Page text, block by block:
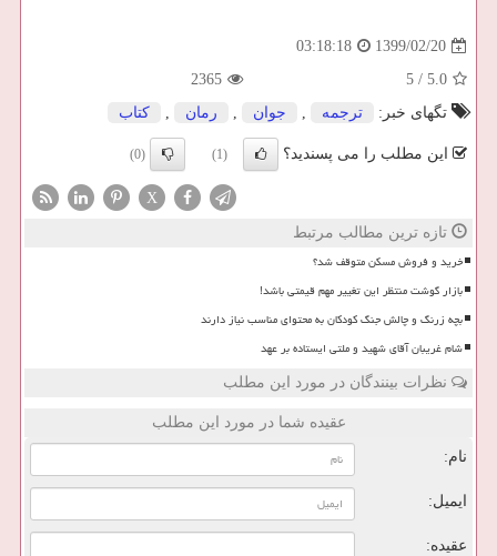
1399/02/20
03:18:18
5.0
/
5
2365
تگهای خبر:
ترجمه , جوان , رمان , كتاب
این مطلب را می پسندید؟ (1)
(0)
X
تازه ترین مطالب مرتبط
خرید و فروش مسکن متوقف شد؟
بازار گوشت منتظر این تغییر مهم قیمتی باشد!
بچه زرنگ و چالش جنگ کودکان به محتوای مناسب نیاز دارند
شام غریبان آقای شهید و ملتی ایستاده بر عهد
نظرات بینندگان در مورد این مطلب
عقیده شما در مورد این مطلب
نام:
ایمیل:
عقیده: